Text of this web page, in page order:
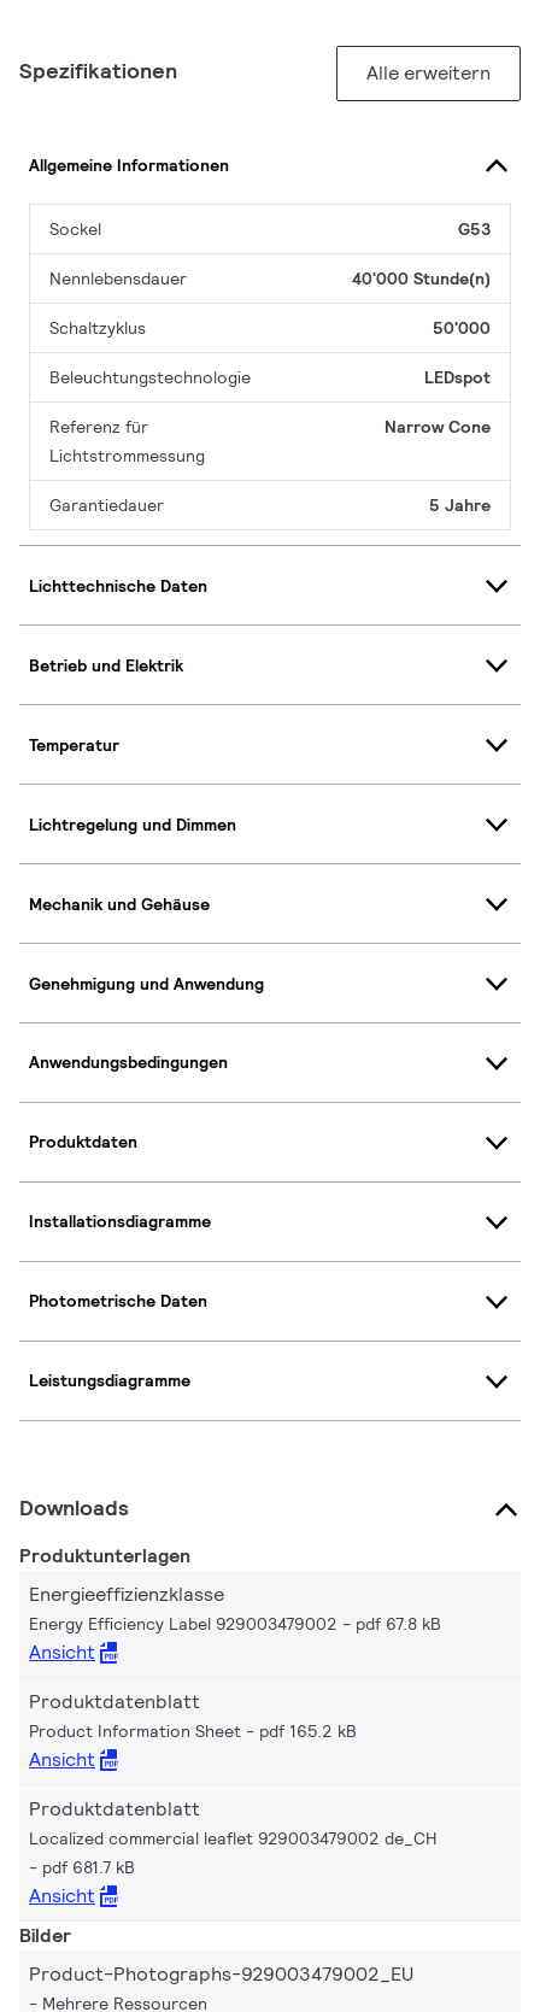
Spezifikationen Alle erweitern
Allgemeine Informationen
Sockel G53
Nennlebensdauer 40'000 Stunde(n)
Schaltzyklus 50'000
Beleuchtungstechnologie LEDspot
Referenz für
Lichtstrommessung
Narrow Cone
Garantiedauer 5 Jahre
Lichttechnische Daten
Betrieb und Elektrik
Temperatur
Lichtregelung und Dimmen
Mechanik und Gehäuse
Genehmigung und Anwendung
Anwendungsbedingungen
Produktdaten
Installationsdiagramme
Photometrische Daten
Leistungsdiagramme
Downloads
Produktunterlagen
Energieeffizienzklasse
Energy Efficiency Label 929003479002 pdf 67.8 kB
Ansicht
Produktdatenblatt
Product Information Sheet pdf 165.2 kB
Ansicht
Produktdatenblatt
Localized commercial leaflet 929003479002 de_CH
pdf 681.7 kB
Ansicht
Bilder
Product-Photographs-929003479002_EU
Mehrere Ressourcen